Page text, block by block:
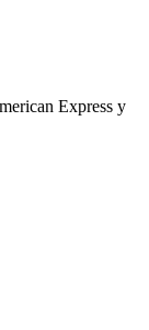
Express y